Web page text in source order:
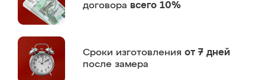
договора всего 10%
Сроки изготовления от 7 дней
после замера